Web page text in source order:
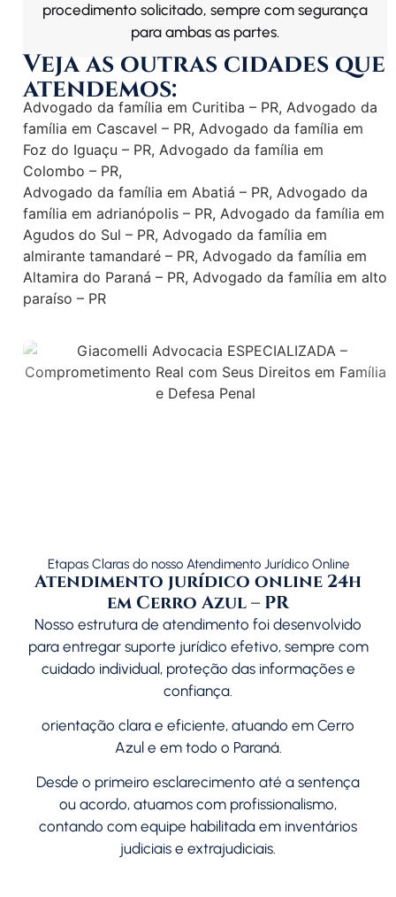
procedimento solicitado, sempre com segurança
para ambas as partes.
Veja as outras cidades que
atendemos:
Advogado da família em Curitiba – PR, Advogado da
família em Cascavel – PR, Advogado da família em
Foz do Iguaçu – PR, Advogado da família em
Colombo – PR,
Advogado da família em Abatiá – PR, Advogado da
família em adrianópolis – PR, Advogado da família em
Agudos do Sul – PR, Advogado da família em
almirante tamandaré – PR, Advogado da família em
Altamira do Paraná – PR, Advogado da família em alto
paraíso – PR
Etapas Claras do nosso Atendimento Jurídico Online
Atendimento jurídico online 24h
em Cerro Azul – PR
Nosso estrutura de atendimento foi desenvolvido
para entregar suporte jurídico efetivo, sempre com
cuidado individual, proteção das informações e
confiança.
orientação clara e eficiente, atuando em Cerro
Azul e em todo o Paraná.
Desde o primeiro esclarecimento até a sentença
ou acordo, atuamos com profissionalismo,
contando com equipe habilitada em inventários
judiciais e extrajudiciais.